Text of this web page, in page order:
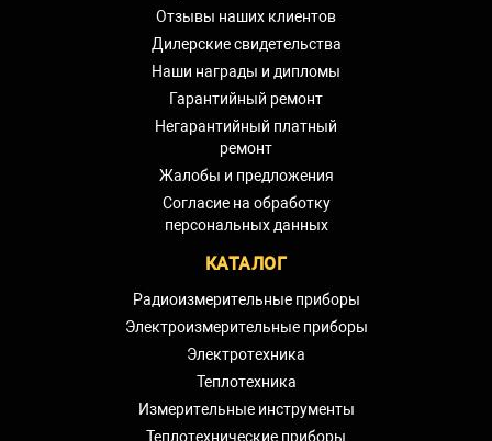
Отзывы наших клиентов
Дилерские свидетельства
Наши награды и дипломы
Гарантийный ремонт
Негарантийный платный
ремонт
Жалобы и предложения
Согласие на обработку
персональных данных
КАТАЛОГ
Радиоизмерительные приборы
Электроизмерительные приборы
Электротехника
Теплотехника
Измерительные инструменты
Теплотехнические приборы